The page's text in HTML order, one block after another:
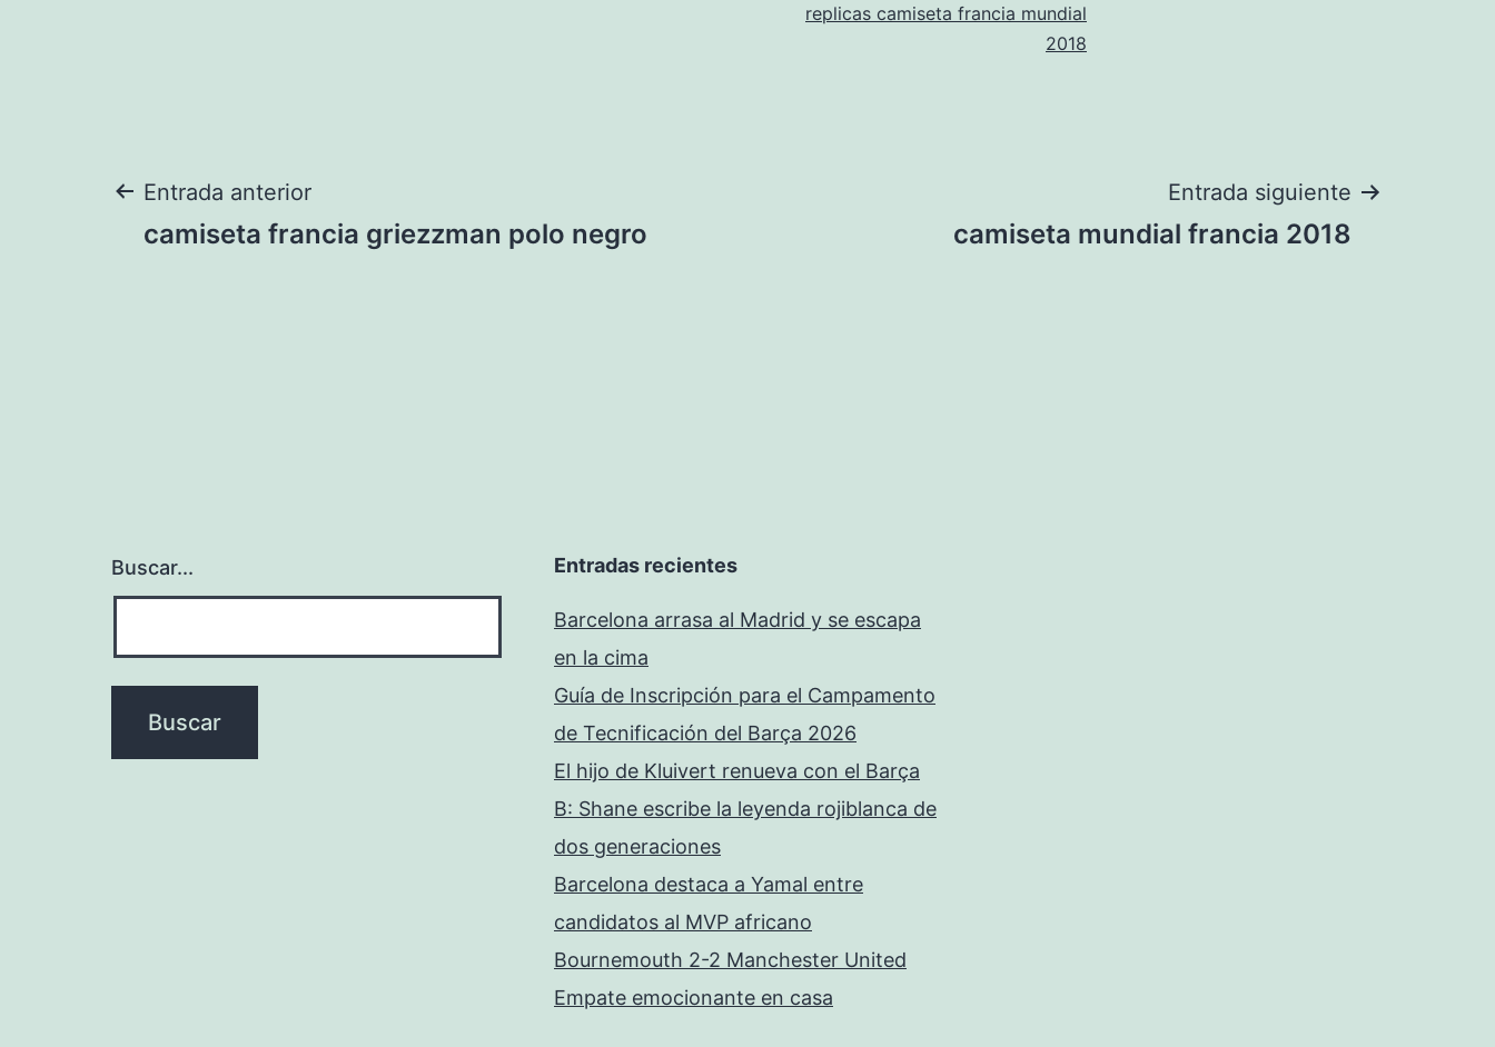
replicas camiseta francia mundial
2018
Navegación
Entrada anterior
camiseta francia griezzman polo negro
Entrada siguiente
camiseta mundial francia 2018
Buscar... Entradas recientes
Barcelona arrasa al Madrid y se escapa
en la cima
Guía de Inscripción para el Campamento
de Tecnificación del Barça 2026
El hijo de Kluivert renueva con el Barça
B: Shane escribe la leyenda rojiblanca de
dos generaciones
Barcelona destaca a Yamal entre
candidatos al MVP africano
Bournemouth 2-2 Manchester United
Empate emocionante en casa